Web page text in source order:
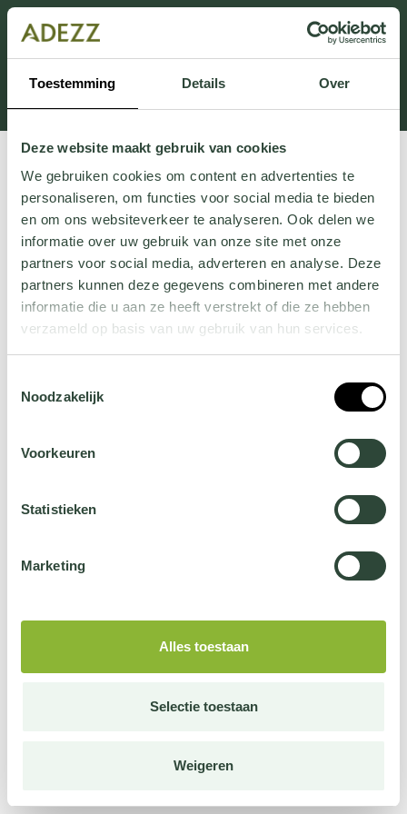
Toestemming Details Over
Deze website maakt gebruik van cookies
We gebruiken cookies om content en advertenties te
personaliseren, om functies voor social media te bieden
en om ons websiteverkeer te analyseren. Ook delen we
informatie over uw gebruik van onze site met onze
partners voor social media, adverteren en analyse. Deze
partners kunnen deze gegevens combineren met andere
informatie die u aan ze heeft verstrekt of die ze hebben
verzameld op basis van uw gebruik van hun services.
jehier.
Noodzakelijk
Voorkeuren
Statistieken
Marketing
Alles toestaan
Selectie toestaan
Weigeren
This section is currently under maintenance.
If you are missing information, you can call us at +31
413 745 423 or email us at